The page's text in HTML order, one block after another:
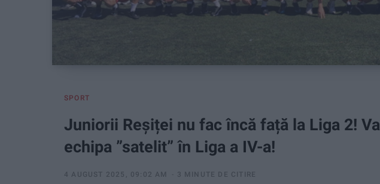
SPORT
Juniorii Reșiței nu fac încă față la Liga 2!
echipa ”satelit” în Liga a IV-a!
4 AUGUST 2025, 09:02 AM 3 MINUTE DE CITIRE